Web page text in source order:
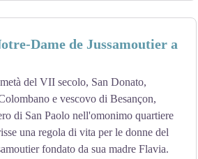
l'ansa del fiume e isola il centro
militare progettata
patrimonio mondiale dell'UNESCO
È anche un luogo di
Dame de Jussamoutier a
del VII secolo, San Donato,
e vescovo di Besançon,
di San Paolo nell'omonimo quartiere
una regola di vita per le donne del
fondato da sua madre Flavia.